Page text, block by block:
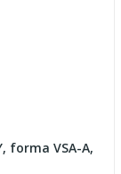
forma VSA-A,